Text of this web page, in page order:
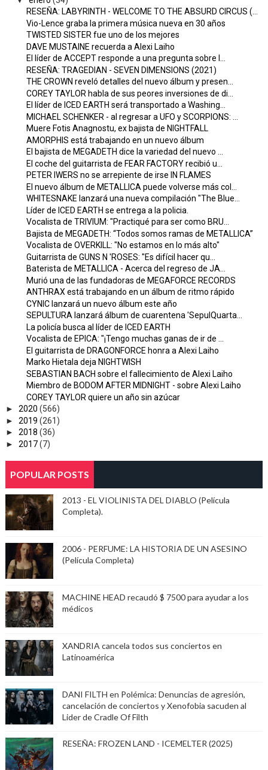
RESEÑA: LABYRINTH - WELCOME TO THE ABSURD CIRCUS (...
Vio-Lence graba la primera música nueva en 30 años
TWISTED SISTER fue uno de los mejores
DAVE MUSTAINE recuerda a Alexi Laiho
El líder de ACCEPT responde a una pregunta sobre l...
RESEÑA: TRAGEDIAN - SEVEN DIMENSIONS (2021)
THE CROWN reveló detalles del nuevo álbum y presen...
COREY TAYLOR habla de sus peores inversiones de di...
El líder de ICED EARTH será transportado a Washing...
MICHAEL SCHENKER - al regresar a UFO y SCORPIONS: ...
Muere Fotis Anagnostu, ex bajista de NIGHTFALL
AMORPHIS está trabajando en un nuevo álbum
El bajista de MEGADETH dice la variedad del nuevo ...
El coche del guitarrista de FEAR FACTORY recibió u...
PETER IWERS no se arrepiente de irse IN FLAMES
El nuevo álbum de METALLICA puede volverse más col...
WHITESNAKE lanzará una nueva compilación "The Blue...
Líder de ICED EARTH se entrega a la policia.
Vocalista de TRIVIUM: "Practiqué para ser como BRU...
Bajista de MEGADETH: “Todos somos ramas de METALLICA”
Vocalista de OVERKILL: "No estamos en lo más alto"
Guitarrista de GUNS N 'ROSES: "Es difícil hacer qu...
Baterista de METALLICA - Acerca del regreso de JA...
Murió una de las fundadoras de MEGAFORCE RECORDS
ANTHRAX está trabajando en un álbum de ritmo rápido
CYNIC lanzará un nuevo álbum este año
SEPULTURA lanzará álbum de cuarentena 'SepulQuarta...
La policía busca al líder de ICED EARTH
Vocalista de EPICA: "¡Tengo muchas ganas de ir de ...
El guitarrista de DRAGONFORCE honra a Alexi Laiho
Marko Hietala deja NIGHTWISH
SEBASTIAN BACH sobre el fallecimiento de Alexi Laiho
Miembro de BODOM AFTER MIDNIGHT - sobre Alexi Laiho
COREY TAYLOR quiere un año sin azúcar
► 2020 (566)
► 2019 (261)
► 2018 (36)
► 2017(7)
POPULAR POSTS
2013 - EL VIOLINISTA DEL DIABLO (Película
Completa).
2006 - PERFUME: LA HISTORIA DE UN ASESINO
(Película Completa)
MACHINE HEAD recaudó $ 7500 para ayudar a los
médicos
XANDRIA cancela todos sus conciertos en
Latinoamérica
DANI FILTH en Polémica: Denuncias de agresión,
cancelación de conciertos y Xenofobia sacuden al
Lider de Cradle Of Filth
RESEÑA: FROZEN LAND - ICEMELTER (2025)